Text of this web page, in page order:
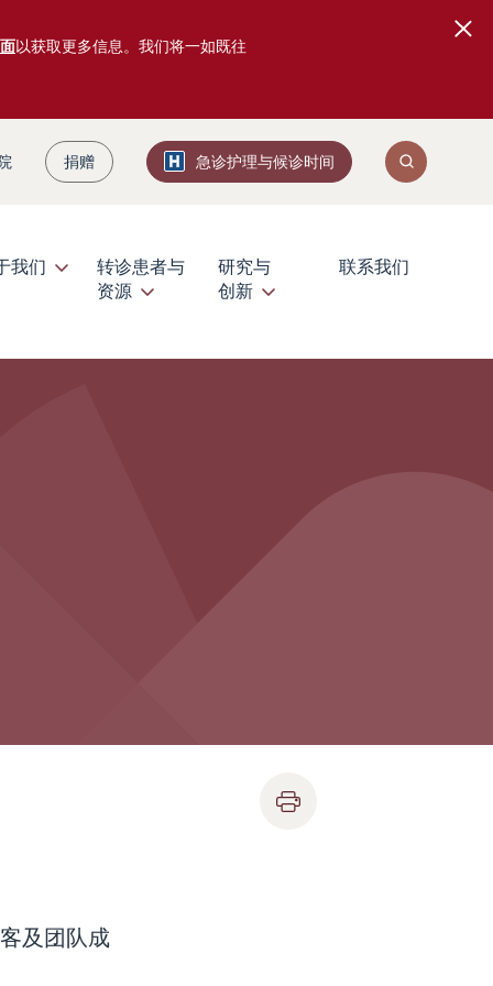
以获取更多信息。我们将一如既往
捐赠 急诊护理与候诊时间
我们
转诊患者与
资源
研究与
创新
联系我们
及团队成